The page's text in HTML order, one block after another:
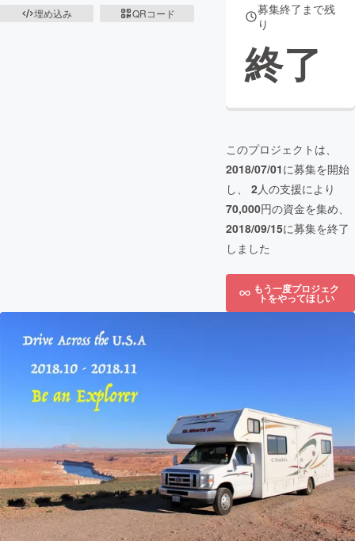
埋め込み
QRコード
募集終了まで残
り
終了
このプロジェクトは、
2018/07/01に募集を開始
し、 2人の支援により
70,000円の資金を集め、
2018/09/15に募集を終了
しました
もう一度プロジェク
トをやってほしい